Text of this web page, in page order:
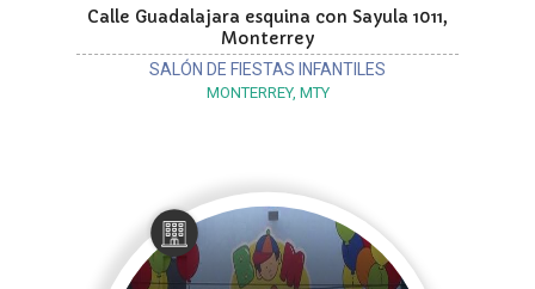
Calle Guadalajara esquina con Sayula 1011,
Monterrey
SALÓN DE FIESTAS INFANTILES
MONTERREY, MTY